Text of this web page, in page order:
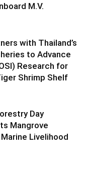
M.V.
with Thailand’s
to Advance
Research for
Shrimp Shelf
Day
Mangrove
Livelihood